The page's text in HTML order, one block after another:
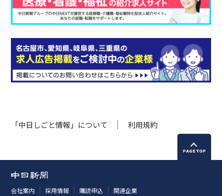
「中日しごと情報」について 利用規約
会社案内 採用情報 購読申込 関連企業